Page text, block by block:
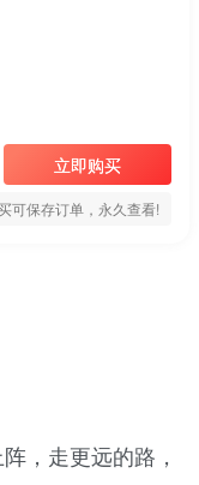
立即购买
可保存订单，永久查看!
，走更远的路，